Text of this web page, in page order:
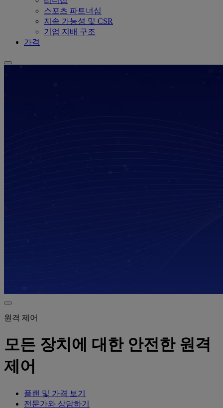
스포츠 파트너십
지속 가능성 및 CSR
기업 지배 구조
가격
원격 제어
모든 장치에 대한 안전한 원격
제어
플랜 및 가격 보기
전문가와 상담하기